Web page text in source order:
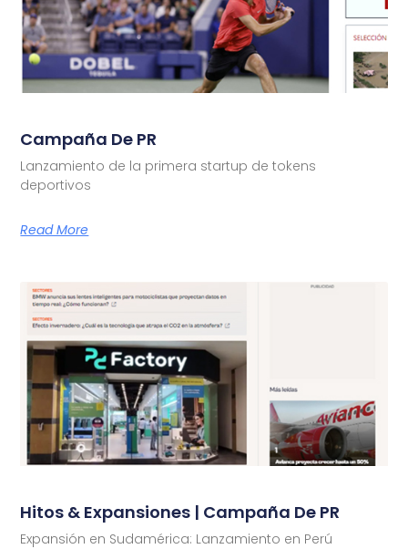
Campaña De PR
Lanzamiento de la primera startup de tokens
deportivos
Read More
Hitos & Expansiones | Campaña De PR
Expansión en Sudamérica: Lanzamiento en Perú